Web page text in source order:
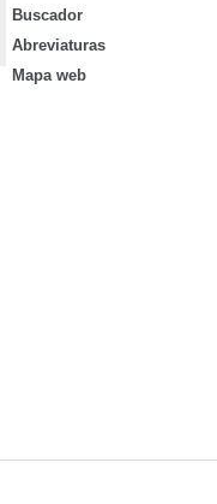
Buscador
Abreviaturas
Mapa web